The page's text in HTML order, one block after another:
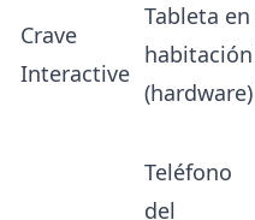
Crave
Interactive
Tableta en
habitación
(hardware)
Teléfono
del